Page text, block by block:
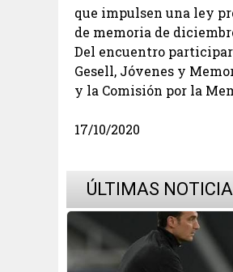
que impulsen una ley
de memoria de
Del encuentro
Gesell, Jóvenes y
y la Comisión por la
17/10/2020
ÚLTIMAS